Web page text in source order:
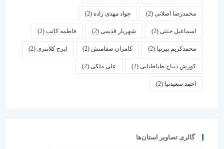
محمدرضا اصلانی(2) جواد مهدی زاده(2)
اسماعیل جنتی(2) شهریار قدیمی(2) فاطمه کاتب(2)
محمدکریم پیرنیا (2) کامران صفامنش(2) ایرج کلانتری (2)
کورش دیباج طباطبایی(2) علی ملکی(2)
احمد سعیدنیا (2)
گالری تصاویر استان‌ها